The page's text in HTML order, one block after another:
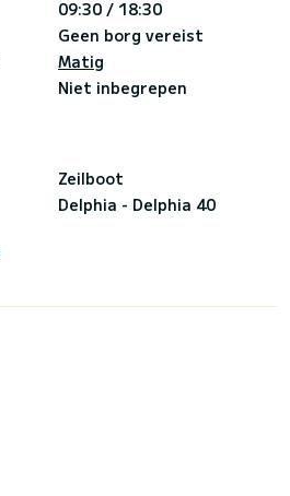
09:30 / 18:30
Geen borg vereist
Matig
Niet inbegrepen
Zeilboot
Delphia - Delphia 40